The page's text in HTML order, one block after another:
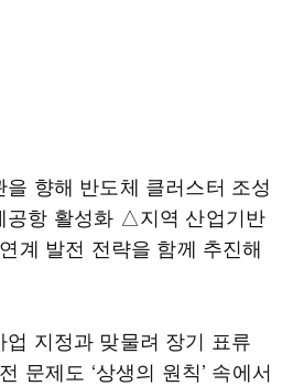
향해 반도체 클러스터 조성
항 활성화 △지역 산업기반
계 발전 전략을 함께 추진해
지정과 맞물려 장기 표류
문제도 ‘상생의 원칙’ 속에서